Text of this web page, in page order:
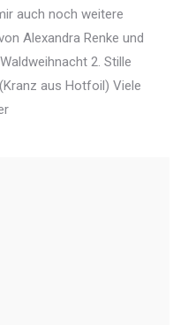
auch noch weitere
Alexandra Renke und
2. Stille
aus Hotfoil) Viele